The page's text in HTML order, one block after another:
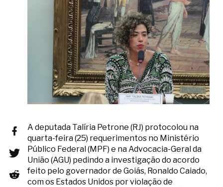
A deputada Talíria Petrone (RJ) protocolou na
quarta-feira (25) requerimentos no Ministério
Público Federal (MPF) e na Advocacia-Geral da
União (AGU) pedindo a investigação do acordo
feito pelo governador de Goiás, Ronaldo Caiado,
com os Estados Unidos por violação de